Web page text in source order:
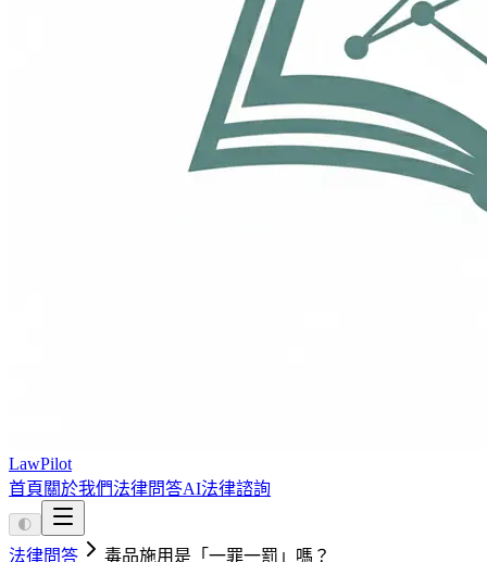
LawPilot
首頁 關於我們法律問答AI法律諮詢
🌓
法律問答
毒品施用是「一罪一罰」嗎？